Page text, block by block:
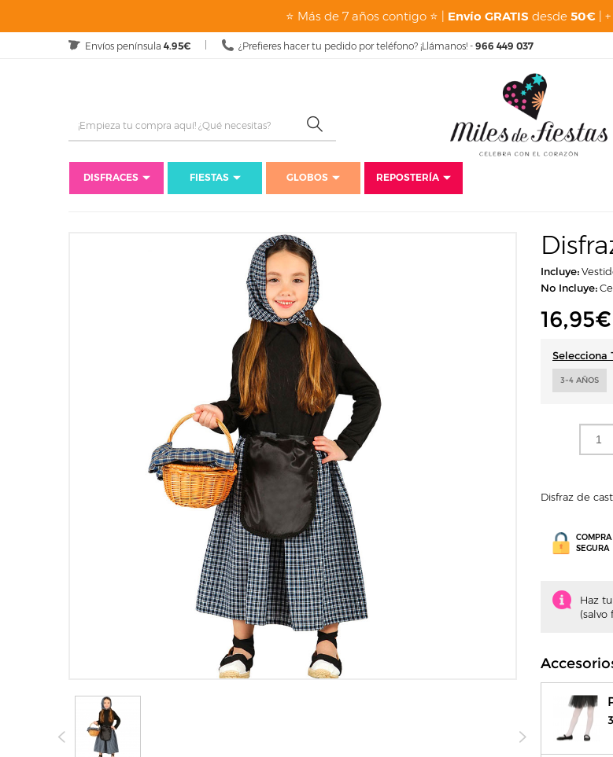
⭐ Más de 7 años contigo ⭐ | Envío GRATIS desde 50€ |
Envíos península 4.95€ ¿Prefieres hacer tu pedido por teléfono? ¡Llámanos! - 966 449 037
DISFRACES FIESTAS GLOBOS
REPOSTERÍA
Inicio
Disfraces Baratos
Incluye:
No Incluye:
16,95€
Selecciona
3-4 AÑOS
Disfraz de
SEGURA
Haz
(salvo